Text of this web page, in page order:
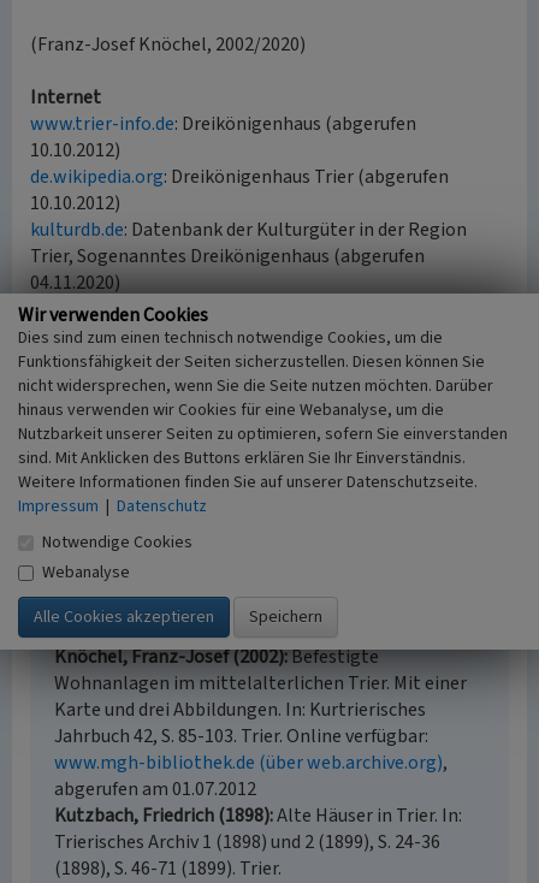
(Franz-Josef Knöchel, 2002/2020)
Internet
www.trier-info.de: Dreikönigenhaus (abgerufen
10.10.2012)
de.wikipedia.org: Dreikönigenhaus Trier (abgerufen
10.10.2012)
kulturdb.de: Datenbank der Kulturgüter in der Region
Trier, Sogenanntes Dreikönigenhaus (abgerufen
04.11.2020)
Literatur
Clemens, Lukas (1998) Trier um 1120. Prolegomena
zum Versuch einer Stadtrekonstruktion (mit
Plakatbeilage „Trier um 1120“). In: Funde und
Ausgrabungen im Bezirk Trier, hrsg. vom
Rheinischen Landesmuseum Trier, Band 30, S. 91-
108. Trier.
Gall, Ernst (Hrsg.) (1985)
der deutschen Kunstdenkmäler. Rheinland-Pfalz,
Saarland. Darmstadt (2. bearbeitete u. erweiterte
Auflage der Ausgabe 1972).
Knöchel, Franz-Josef (2002) Befestigte
Wohnanlagen im mittelalterlichen Trier. Mit einer
Karte und drei Abbildungen. In: Kurtrierisches
Jahrbuch 42, S. 85-103. Trier. Online verfügbar:
www.mgh-bibliothek.de (über web.archive.org),
abgerufen am 01.07.2012
Kutzbach, Friedrich (1898) Alte Häuser in Trier. In:
Trierisches Archiv 1 (1898) und 2 (1899), S. 24-36
(1898), S. 46-71 (1899). Trier.
Wir verwenden Cookies
Dies sind zum einen technisch notwendige Cookies, um die
Funktionsfähigkeit der Seiten sicherzustellen. Diesen können Sie
nicht widersprechen, wenn Sie die Seite nutzen möchten. Darüber
hinaus verwenden wir Cookies für eine Webanalyse, um die
Nutzbarkeit unserer Seiten zu optimieren, sofern Sie einverstanden
sind. Mit Anklicken des Buttons erklären Sie Ihr Einverständnis.
Weitere Informationen finden Sie auf unserer Datenschutzseite.
Impressum | Datenschutz
Notwendige Cookies
Webanalyse